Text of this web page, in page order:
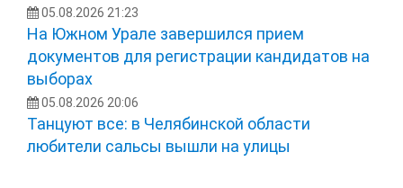
05.08.2026 21:23
На Южном Урале завершился прием
документов для регистрации кандидатов на
выборах
05.08.2026 20:06
Танцуют все: в Челябинской области
любители сальсы вышли на улицы